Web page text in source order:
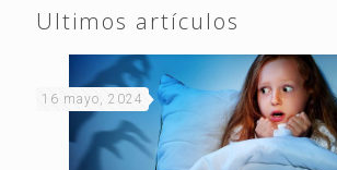
Ultimos artículos
16 mayo, 2024